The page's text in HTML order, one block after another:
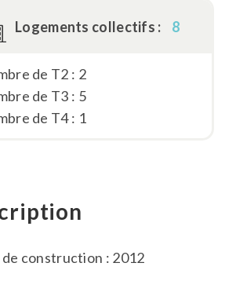
Logements collectifs : 8
de T2 : 2
de T3 : 5
de T4 : 1
construction : 2012